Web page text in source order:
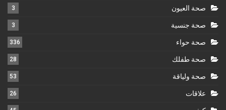
صحة العيون 3
صحة جنسية 3
صحة حواء 336
صحة طفلك 28
صحة ولياقة 53
علاقات 26